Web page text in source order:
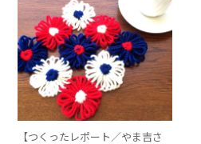
【つくったレポート／やま吉さ